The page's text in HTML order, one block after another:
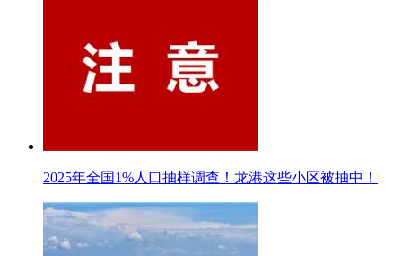
2025年全国1%人口抽样调查！龙港这些小区被抽中！